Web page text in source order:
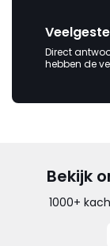
Direct
hebben de
Bekijk
1000+